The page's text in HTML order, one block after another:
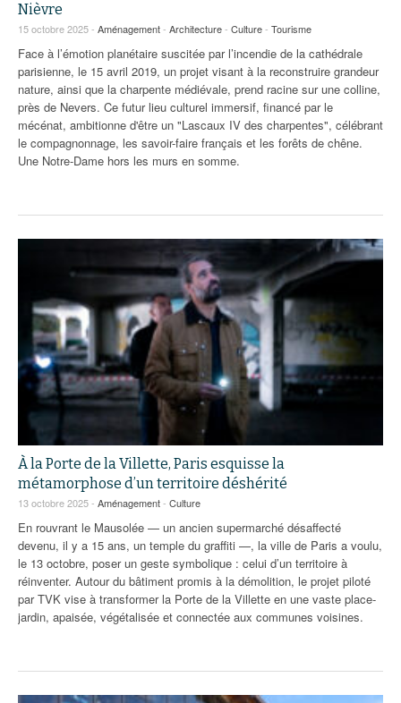
Nièvre
15 octobre 2025 - Aménagement- Architecture- Culture- Tourisme
Face à l’émotion planétaire suscitée par l’incendie de la cathédrale
parisienne, le 15 avril 2019, un projet visant à la reconstruire grandeur
nature, ainsi que la charpente médiévale, prend racine sur une colline,
près de Nevers. Ce futur lieu culturel immersif, financé par le
mécénat, ambitionne d'être un "Lascaux IV des charpentes", célébrant
le compagnonnage, les savoir-faire français et les forêts de chêne.
Une Notre-Dame hors les murs en somme.
À la Porte de la Villette, Paris esquisse la
métamorphose d’un territoire déshérité
13 octobre 2025 - Aménagement- Culture
En rouvrant le Mausolée — un ancien supermarché désaffecté
devenu, il y a 15 ans, un temple du graffiti —, la ville de Paris a voulu,
le 13 octobre, poser un geste symbolique : celui d’un territoire à
réinventer. Autour du bâtiment promis à la démolition, le projet piloté
par TVK vise à transformer la Porte de la Villette en une vaste place-
jardin, apaisée, végétalisée et connectée aux communes voisines.